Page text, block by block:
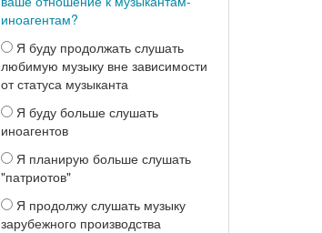
иноагентам?
Я буду продолжать слушать
любимую музыку вне зависимости
от статуса музыканта
Я буду больше слушать
иноагентов
Я планирую больше слушать
"патриотов"
Я продолжу слушать музыку
зарубежного производства